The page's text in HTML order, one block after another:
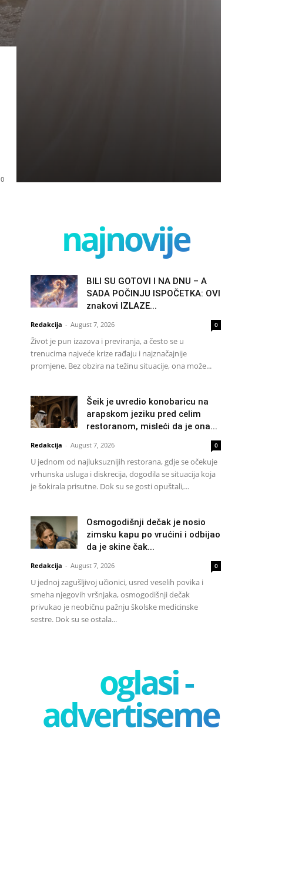
0
najnovije
BILI SU GOTOVI I NA DNU – A
SADA POČINJU ISPOČETKA: OVI
znakovi IZLAZE...
Redakcija - August 7, 2026 0
Život je pun izazova i previranja, a često se u
trenucima najveće krize rađaju i najznačajnije
promjene. Bez obzira na težinu situacije, ona može...
Šeik je uvredio konobaricu na
arapskom jeziku pred celim
restoranom, misleći da je ona...
Redakcija - August 7, 2026 0
U jednom od najluksuznijih restorana, gdje se očekuje
vrhunska usluga i diskrecija, dogodila se situacija koja
je šokirala prisutne. Dok su se gosti opuštali,...
Osmogodišnji dečak je nosio
zimsku kapu po vrućini i odbijao
da je skine čak...
Redakcija - August 7, 2026 0
U jednoj zagušljivoj učionici, usred veselih povika i
smeha njegovih vršnjaka, osmogodišnji dečak
privukao je neobičnu pažnju školske medicinske
sestre. Dok su se ostala...
oglasi -
advertisement